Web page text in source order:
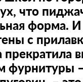
что
форма.
с
фурнитуры –